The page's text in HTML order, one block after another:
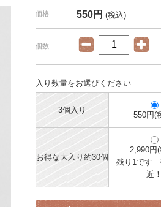
価格 550円 (税込)
個数
入り数量をお選びください
3個入り
550円(
お得な大入り約30個
2,990円
残り1です
近！